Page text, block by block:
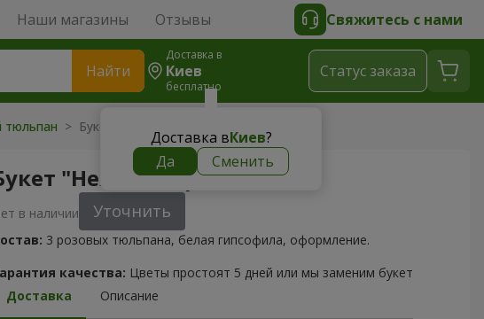
Наши магазины Отзывы Свяжитесь с нами
Найти
Доставка в
Киев
бесплатно
Доставка вКиев?
Да
Сменить
Cтатус заказа
тюльпан > Букет "Нежный аромат"
"Нежный аромат"
в наличии Уточнить
3 розовых тюльпана, белая гипсофила, оформление.
качества: Цветы простоят 5 дней или мы заменим букет
Доставка
Описание